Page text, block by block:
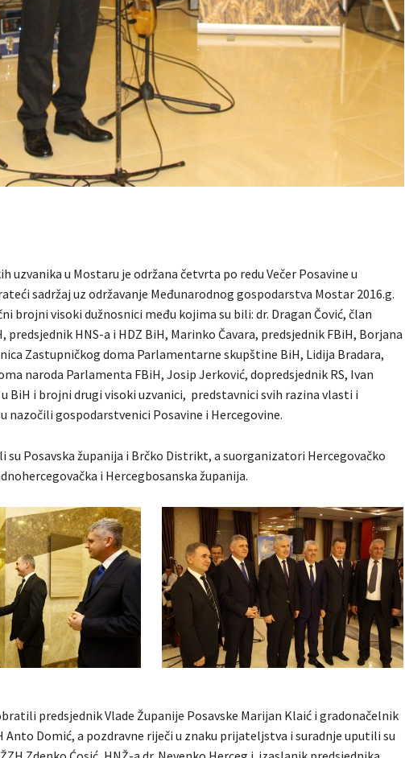
uzvanika u Mostaru je održana četvrta po redu Večer Posavine u
sadržaj uz održavanje Međunarodnog gospodarstva Mostar 2016.g.
brojni visoki dužnosnici među kojima su bili: dr. Dragan Čović, član
predsjednik HNS-a i HDZ BiH, Marinko Čavara, predsjednik FBiH, Borjana
Zastupničkog doma Parlamentarne skupštine BiH, Lidija Bradara,
naroda Parlamenta FBiH, Josip Jerković, dopredsjednik RS, Ivan
BiH i brojni drugi visoki uzvanici, predstavnici svih razina vlasti i
nazočili gospodarstvenici Posavine i Hercegovine.
su Posavska županija i Brčko Distrikt, a suorganizatori Hercegovačko
i Hercegbosanska županija.
predsjednik Vlade Županije Posavske Marijan Klaić i gradonačelnik
Domić, a pozdravne riječi u znaku prijateljstva i suradnje uputili su